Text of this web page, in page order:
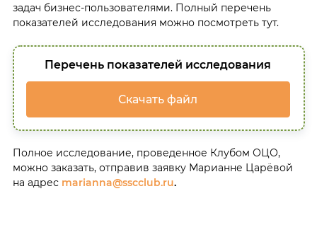
задач бизнес-пользователями. Полный перечень
показателей исследования можно посмотреть тут.
Перечень показателей исследования
Скачать файл
Полное исследование, проведенное Клубом ОЦО,
можно заказать, отправив заявку Марианне Царёвой
на адрес marianna@sscclub.ru.